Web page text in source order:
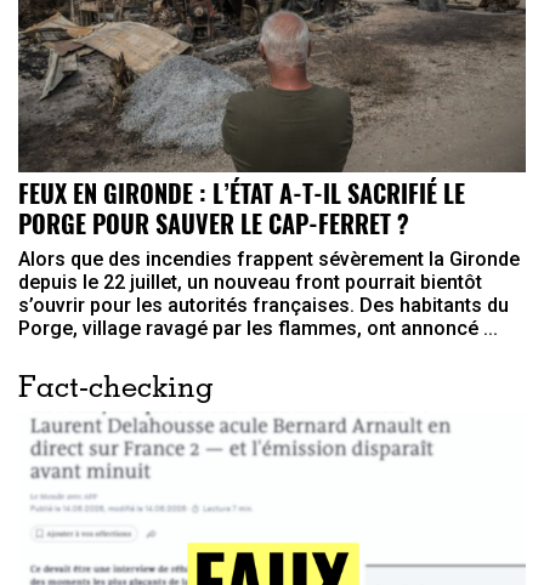
FEUX EN GIRONDE : L’ÉTAT A-T-IL SACRIFIÉ LE
PORGE POUR SAUVER LE CAP-FERRET ?
Alors que des incendies frappent sévèrement la Gironde
depuis le 22 juillet, un nouveau front pourrait bientôt
s’ouvrir pour les autorités françaises. Des habitants du
Porge, village ravagé par les flammes, ont annoncé ...
Fact-checking